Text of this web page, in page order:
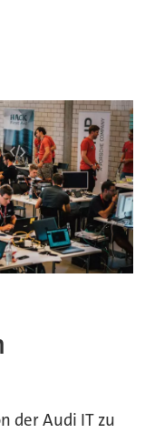
der Audi IT zu